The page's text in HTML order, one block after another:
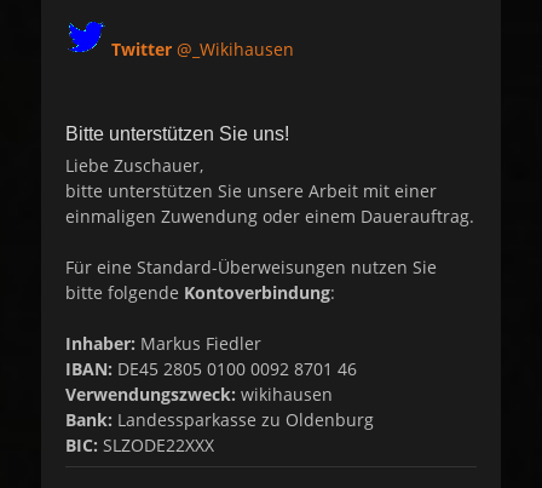
Twitter @_Wikihausen
Bitte unterstützen Sie uns!
Liebe Zuschauer,
bitte unterstützen Sie unsere Arbeit mit einer
einmaligen Zuwendung oder einem Dauerauftrag.
Für eine Standard-Überweisungen nutzen Sie
bitte folgende Kontoverbindung:
Inhaber: Markus Fiedler
IBAN: DE45 2805 0100 0092 8701 46
Verwendungszweck: wikihausen
Bank: Landessparkasse zu Oldenburg
BIC: SLZODE22XXX